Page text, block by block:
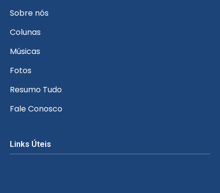
Sobre nós
Colunas
Músicas
Fotos
Resumo Tudo
Fale Conosco
Links Úteis